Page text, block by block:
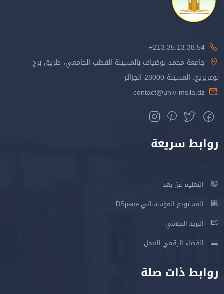
213.35.13.38.54+
جامعة محمد بوضياف بالمسيلة القطب الجامعي، طريق برج
بوعريريج، المسيلة 28000 الجزائر
contact@univ-msila.dz
روابط سريعة
التعليم عن بعد
المستودع المؤسساتي DSpace
البريد المهني
الفضاء الرقمي للعمل
روابط ذات صلة